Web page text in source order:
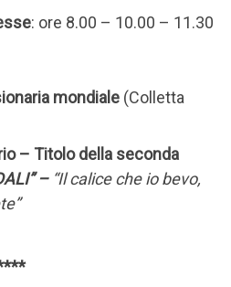
: ore 8.00 – 10.00 – 11.30
mondiale (Colletta
– Titolo della seconda
– “Il calice che io bevo,